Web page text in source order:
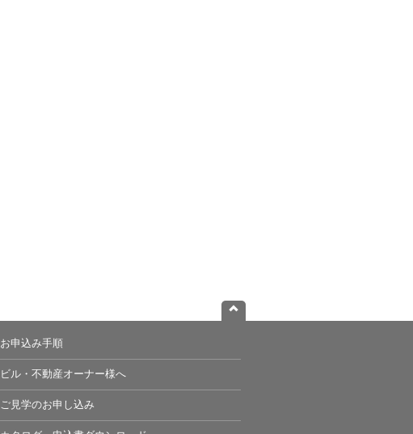
お申込み手順
ビル・不動産オーナー様へ
ご見学のお申し込み